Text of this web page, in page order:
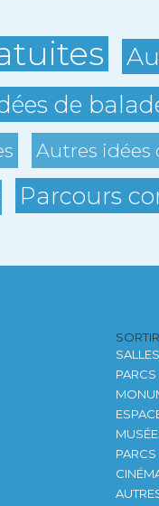
de
Autres idées
Parcours
PARCS